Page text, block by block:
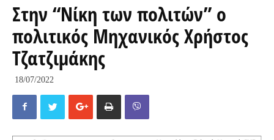
Στην “Νίκη των πολιτών” ο
πολιτικός Μηχανικός Χρήστος
Τζατζιμάκης
18/07/2022